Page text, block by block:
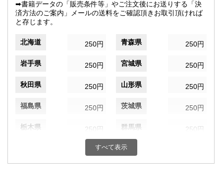
➡書籍データの「販売条件等」やご注文後にお送りする「決
済方法のご案内」メールの送料をご確認頂きお取引頂ければ
と存じます。
北海道 250円 青森県 250円
岩手県 250円 宮城県 250円
秋田県 250円 山形県 250円
福島県 250円 茨城県 250円
栃木県 250円 群馬県 250円
250円 千葉県
すべて表示